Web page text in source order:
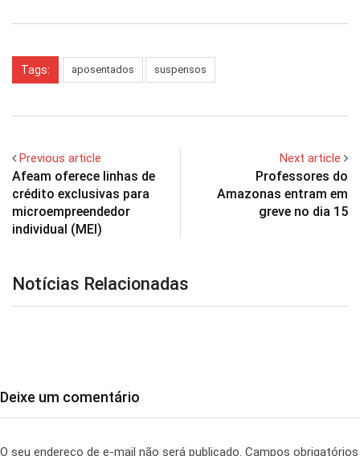
Tags: aposentados suspensos
Previous article
Afeam oferece linhas de
crédito exclusivas para
microempreendedor
individual (MEI)
Next article
Professores do
Amazonas entram em
greve no dia 15
Notícias Relacionadas
Deixe um comentário
O seu endereço de e-mail não será publicado. Campos obrigatórios